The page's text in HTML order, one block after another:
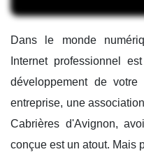
Dans le monde
Internet professionnel
développement de
entreprise, une
Cabrières d'Avignon,
conçue est un atout. Mais